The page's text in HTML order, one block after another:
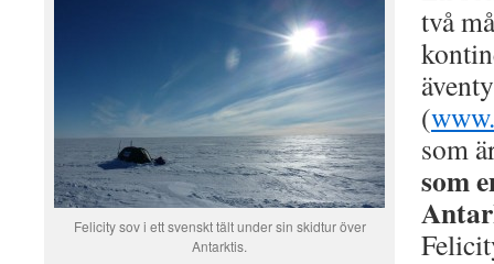
Felicity sov i ett svenskt tält under sin skidtur över
Antarktis.
två
(
som
som